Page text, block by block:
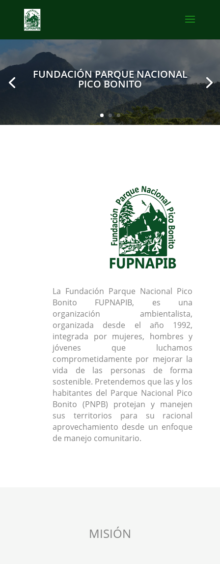
FUNDACIÓN PARQUE NACIONAL
PICO BONITO
La Fundación Parque Nacional Pico
Bonito FUPNAPIB, es una
organización ambientalista,
organizada desde el año 1992,
integrada por mujeres, hombres y
jóvenes que luchamos
comprometidamente por mejorar la
vida de las personas de forma
sostenible. Pretendemos que las y los
habitantes del Parque Nacional Pico
Bonito (PNPB) protejan y manejen
sus territorios para su racional
aprovechamiento desde un enfoque
de manejo comunitario.
MISIÓN